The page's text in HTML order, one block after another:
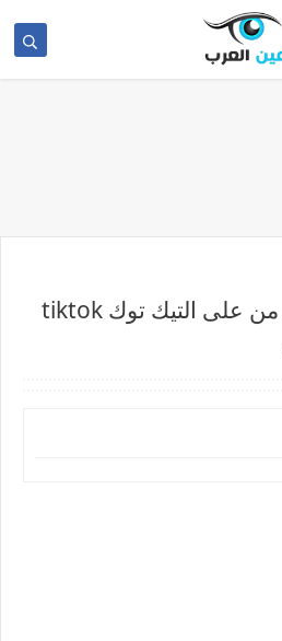
افضل اداه للتحميل من على التيك توك tiktok